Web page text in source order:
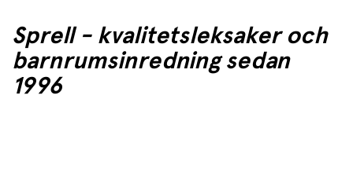
Sprell - kvalitetsleksaker och
barnrumsinredning sedan
1996